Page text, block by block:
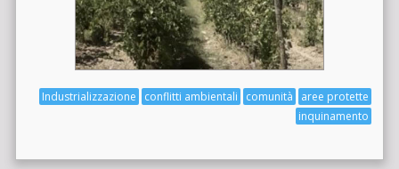
aree protette
comunità
conflitti ambientali
Industrializzazione
inquinamento